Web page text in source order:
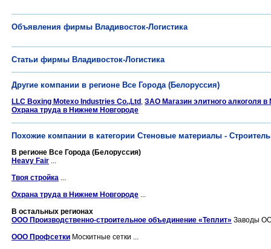
Объявления фирмы Владивосток-Логистика
Статьи фирмы Владивосток-Логистика
Другие компании в регионе Все Города (Белоруссия)
LLC Boxing Motexo Industries Co.,Ltd , ЗАО Магазин элитного алкоголя в
Охрана труда в Нижнем Новгороде
Похожие компании в категории Стеновые материалы -
В регионе Все Города (Белоруссия)
Heavy Fair ...
Твоя стройка ...
Охрана труда в Нижнем Новгороде ...
В остальных регионах
ООО Производственно-строительное объединение «Теплит» Заводы
ООО Профсетки Москитные сетки ...